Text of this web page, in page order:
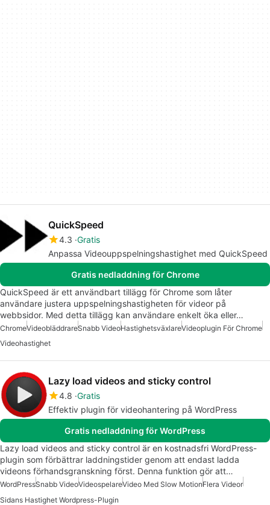
QuickSpeed
4.3 Gratis
Anpassa Videouppspelningshastighet med QuickSpeed
Gratis nedladdning för Chrome
QuickSpeed är ett användbart tillägg för Chrome som låter
användare justera uppspelningshastigheten för videor på
webbsidor. Med detta tillägg kan användare enkelt öka eller…
ChromeVideobläddrareSnabb VideoHastighetsväxlareVideoplugin För Chrome
Videohastighet
Lazy load videos and sticky control
4.8 Gratis
Effektiv plugin för videohantering på WordPress
Gratis nedladdning för WordPress
Lazy load videos and sticky control är en kostnadsfri WordPress-
plugin som förbättrar laddningstider genom att endast ladda
videons förhandsgranskning först. Denna funktion gör att…
WordPressSnabb VideoVideospelareVideo Med Slow MotionFlera Videor
Sidans Hastighet Wordpress-Plugin